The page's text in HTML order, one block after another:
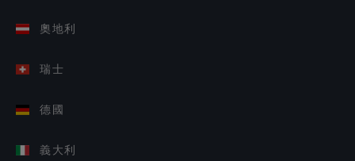
奧地利
瑞士
德國
義大利